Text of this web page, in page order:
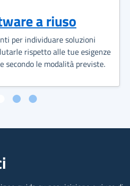
a riuso
per individuare soluzioni
rispetto alle tue esigenze
secondo le modalità previste.